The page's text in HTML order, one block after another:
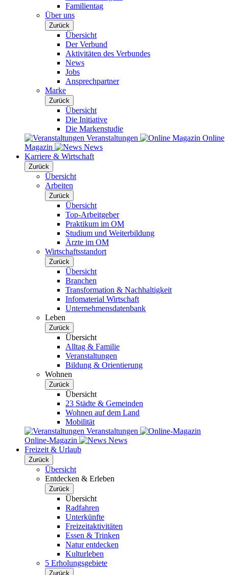
Familientag
Über uns
Zurück
Übersicht
Der Verbund
Aktivitäten des Verbundes
News
Jobs
Ansprechpartner
Marke
Zurück
Übersicht
Die Initiative
Die Markenstudie
Veranstaltungen
Online
Magazin
News
Karriere & Wirtschaft
Zurück
Übersicht
Arbeiten
Zurück
Übersicht
Top-Arbeitgeber
Praktikum im OM
Studium und Weiterbildung
Ärzte im OM
Wirtschaftsstandort
Zurück
Übersicht
Branchen
Transformation & Nachhaltigkeit
Infomaterial Wirtschaft
Unternehmensdatenbank
Leben
Zurück
Übersicht
Alltag & Familie
Veranstaltungen
Bildung & Orientierung
Wohnen
Zurück
Übersicht
23 Städte & Gemeinden
Wohnen auf dem Land
Mobilität
Veranstaltungen
Online-Magazin
News
Freizeit & Urlaub
Zurück
Übersicht
Entdecken & Erleben
Zurück
Übersicht
Radfahren
Unterkünfte
Freizeitaktivitäten
Essen & Trinken
Natur entdecken
Kulturleben
5 Erholungsgebiete
Zurück